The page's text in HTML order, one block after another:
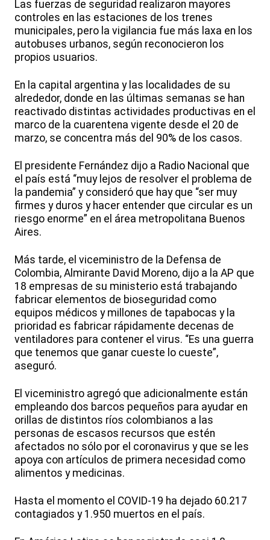
Las fuerzas de seguridad realizaron mayores
controles en las estaciones de los trenes
municipales, pero la vigilancia fue más laxa en los
autobuses urbanos, según reconocieron los
propios usuarios.
En la capital argentina y las localidades de su
alrededor, donde en las últimas semanas se han
reactivado distintas actividades productivas en el
marco de la cuarentena vigente desde el 20 de
marzo, se concentra más del 90% de los casos.
El presidente Fernández dijo a Radio Nacional que
el país está “muy lejos de resolver el problema de
la pandemia” y consideró que hay que “ser muy
firmes y duros y hacer entender que circular es un
riesgo enorme” en el área metropolitana Buenos
Aires.
Más tarde, el viceministro de la Defensa de
Colombia, Almirante David Moreno, dijo a la AP que
18 empresas de su ministerio está trabajando
fabricar elementos de bioseguridad como
equipos médicos y millones de tapabocas y la
prioridad es fabricar rápidamente decenas de
ventiladores para contener el virus. “Es una guerra
que tenemos que ganar cueste lo cueste”,
aseguró.
El viceministro agregó que adicionalmente están
empleando dos barcos pequeños para ayudar en
orillas de distintos ríos colombianos a las
personas de escasos recursos que estén
afectados no sólo por el coronavirus y que se les
apoya con artículos de primera necesidad como
alimentos y medicinas.
Hasta el momento el COVID-19 ha dejado 60.217
contagiados y 1.950 muertos en el país.